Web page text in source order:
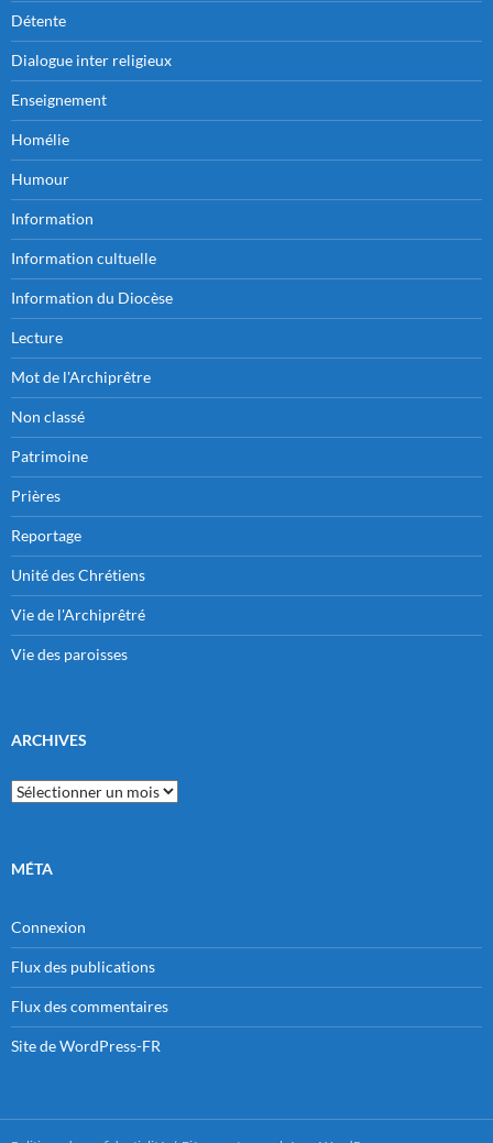
Détente
Dialogue inter religieux
Enseignement
Homélie
Humour
Information
Information cultuelle
Information du Diocèse
Lecture
Mot de l'Archiprêtre
Non classé
Patrimoine
Prières
Reportage
Unité des Chrétiens
Vie de l'Archiprêtré
Vie des paroisses
ARCHIVES
Archives
MÉTA
Connexion
Flux des publications
Flux des commentaires
Site de WordPress-FR